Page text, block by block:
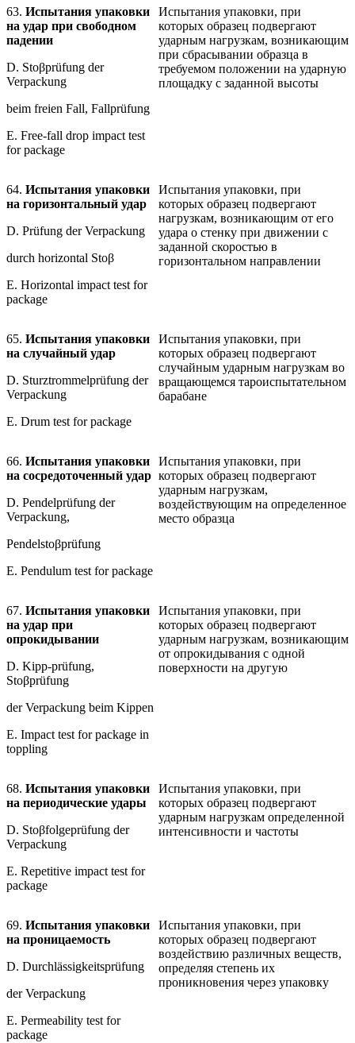
63. Испытания упаковки
на удар при свободном
падении
D. Stoβprüfung der
Verpackung
beim freien Fall, Fallprüfung
E. Free-fall drop impact test
for package
Испытания упаковки, при
которых образец подвергают
ударным нагрузкам, возникающим
при сбрасывании образца в
требуемом положении на ударную
площадку с заданной высоты
64. Испытания упаковки
на горизонтальный удар
D. Prüfung der Verpackung
durch horizontal Stoβ
E. Horizontal impact test for
package
Испытания упаковки, при
которых образец подвергают
нагрузкам, возникающим от его
удара о стенку при движении с
заданной скоростью в
горизонтальном направлении
65. Испытания упаковки
на случайный удар
D. Sturztrommelprüfung der
Verpackung
E. Drum test for package
Испытания упаковки, при
которых образец подвергают
случайным ударным нагрузкам во
вращающемся тароиспытательном
барабане
66. Испытания упаковки
на сосредоточенный удар
D. Pendelprüfung der
Verpackung,
Pendelstoβprüfung
E. Pendulum test for package
Испытания упаковки, при
которых образец подвергают
ударным нагрузкам,
воздействующим на определенное
место образца
67. Испытания упаковки
на удар при
опрокидывании
D. Kipp-prüfung,
Stoβprüfung
der Verpackung beim Kippen
E. Impact test for package in
toppling
Испытания упаковки, при
которых образец подвергают
ударным нагрузкам, возникающим
от опрокидывания с одной
поверхности на другую
68. Испытания упаковки
на периодические удары
D. Stoβfolgeprüfung der
Verpackung
E. Repetitive impact test for
package
Испытания упаковки, при
которых образец подвергают
ударным нагрузкам определенной
интенсивности и частоты
69. Испытания упаковки
на проницаемость
D. Durchlässigkeitsprüfung
der Verpackung
Е. Permeability test for
package
Испытания упаковки, при
которых образец подвергают
воздействию различных веществ,
определяя степень их
проникновения через упаковку